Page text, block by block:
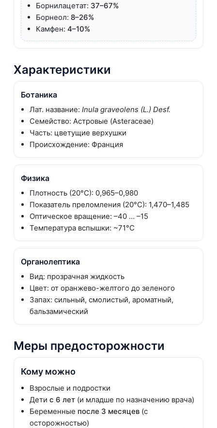
Борнилацетат: 37–67%
Борнеол: 8–26%
Камфен: 4–10%
Характеристики
Ботаника
Лат. название: Inula graveolens (L.) Desf.
Семейство: Астровые (Asteraceae)
Часть: цветущие верхушки
Происхождение: Франция
Физика
Плотность (20°C): 0,965–0,980
Показатель преломления (20°C): 1,470–1,485
Оптическое вращение: –40 ... –15
Температура вспышки: ~71°C
Органолептика
Вид: прозрачная жидкость
Цвет: от оранжево-желтого до зеленого
Запах: сильный, смолистый, ароматный,
бальзамический
Меры предосторожности
Кому можно
Взрослые и подростки
Дети с 6 лет (и младше по назначению врача)
Беременные после 3 месяцев (с
осторожностью)